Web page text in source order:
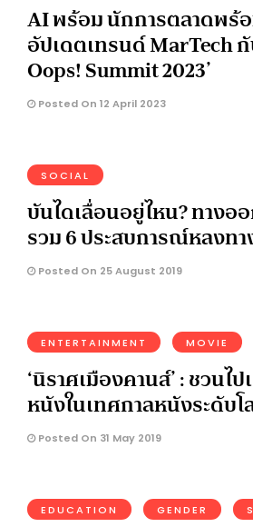
AI พร้อม นักการตลาดพร้
อัปเดตเทรนด์ MarTech
Oops! Summit 2023’
Posted On 12 April 2023
SOCIAL
บันไดเลื่อนอยู่ไหน? ทางอ
รวม 6 ประสบการณ์หลงทา
Posted On 25 August 2019
ENTERTAINMENT MOVIE
‘นิราศเมืองคานส์’ : ชวนไ
หนังในเทศกาลหนังระดับโ
Posted On 31 May 2019
EDUCATION GENDER